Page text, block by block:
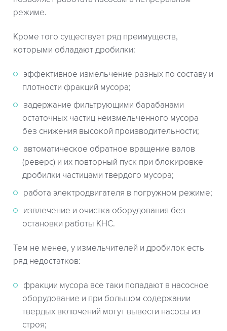
режиме.
Кроме того существует ряд преимуществ,
которыми обладают дробилки:
эффективное измельчение разных по составу и
плотности фракций мусора;
задержание фильтрующими барабанами
остаточных частиц неизмельченного мусора
без снижения высокой производительности;
автоматическое обратное вращение валов
(реверс) и их повторный пуск при блокировке
дробилки частицами твердого мусора;
работа электродвигателя в погружном режиме;
извлечение и очистка оборудования без
остановки работы КНС.
Тем не менее, у измельчителей и дробилок есть
ряд недостатков:
фракции мусора все таки попадают в насосное
оборудование и при большом содержании
твердых включений могут вывести насосы из
строя;